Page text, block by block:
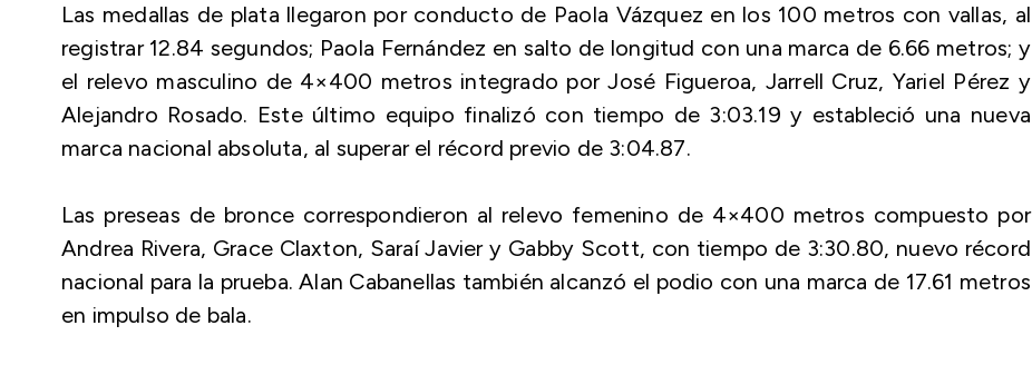
Las medallas de plata llegaron por conducto de Paola Vázquez en los 100 metros con vallas, al
registrar 12.84 segundos; Paola Fernández en salto de longitud con una marca de 6.66 metros; y
el relevo masculino de 4×400 metros integrado por José Figueroa, Jarrell Cruz, Yariel Pérez y
Alejandro Rosado. Este último equipo finalizó con tiempo de 3:03.19 y estableció una nueva
marca nacional absoluta, al superar el récord previo de 3:04.87.
Las preseas de bronce correspondieron al relevo femenino de 4×400 metros compuesto por
Andrea Rivera, Grace Claxton, Saraí Javier y Gabby Scott, con tiempo de 3:30.80, nuevo récord
nacional para la prueba. Alan Cabanellas también alcanzó el podio con una marca de 17.61 metros
en impulso de bala.